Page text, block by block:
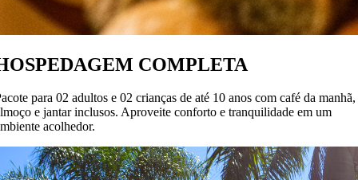
COMPLETA
para 02 adultos e 02 crianças de até 10 anos com café da manhã,
e jantar inclusos. Aproveite conforto e tranquilidade em um
acolhedor.